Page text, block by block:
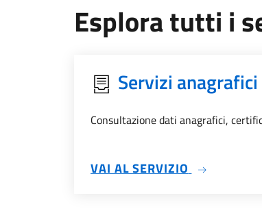
Esplora tutti i
Servizi anagrafici
Consultazione dati anagrafici,
VAI AL SERVIZIO SU SERVIZI